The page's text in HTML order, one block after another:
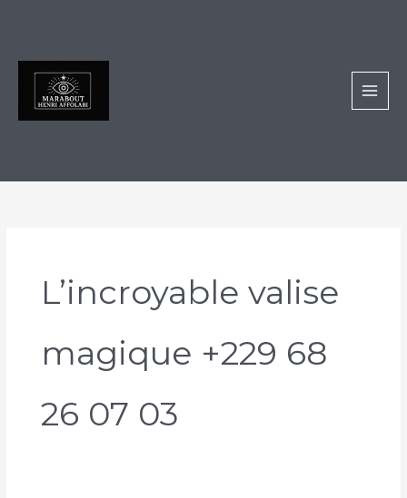
L’incroyable valise
magique +229 68
26 07 03